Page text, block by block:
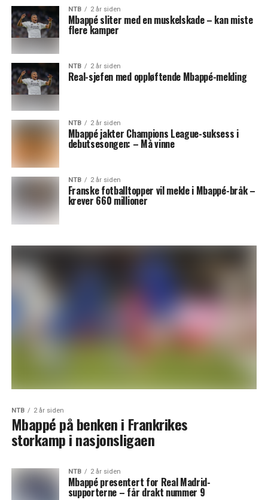
NTB 2 år siden
Mbappé sliter med en muskelskade – kan miste
flere kamper
NTB 2 år siden
Real-sjefen med oppløftende Mbappé-melding
NTB 2 år siden
Mbappé jakter Champions League-suksess i
debutsesongen: – Må vinne
NTB 2 år siden
Franske fotballtopper vil mekle i Mbappé-bråk –
krever 660 millioner
NTB 2 år siden
Mbappé på benken i Frankrikes
storkamp i nasjonsligaen
NTB 2 år siden
Mbappé presentert for Real Madrid-
supporterne – får drakt nummer 9